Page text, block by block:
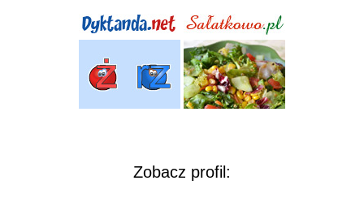
Zobacz profil: